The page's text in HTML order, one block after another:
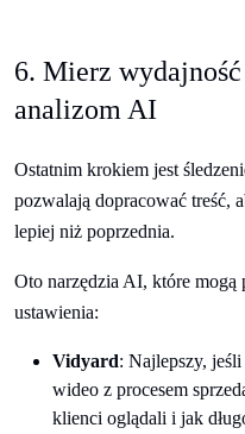
6. Mierz
analizom AI
Ostatnim krokiem jest
pozwalają dopracować treść,
lepiej niż poprzednia.
Oto narzędzia AI, które
ustawienia:
Vidyard: Najlepszy, jeśli
wideo z procesem
klienci oglądali i jak